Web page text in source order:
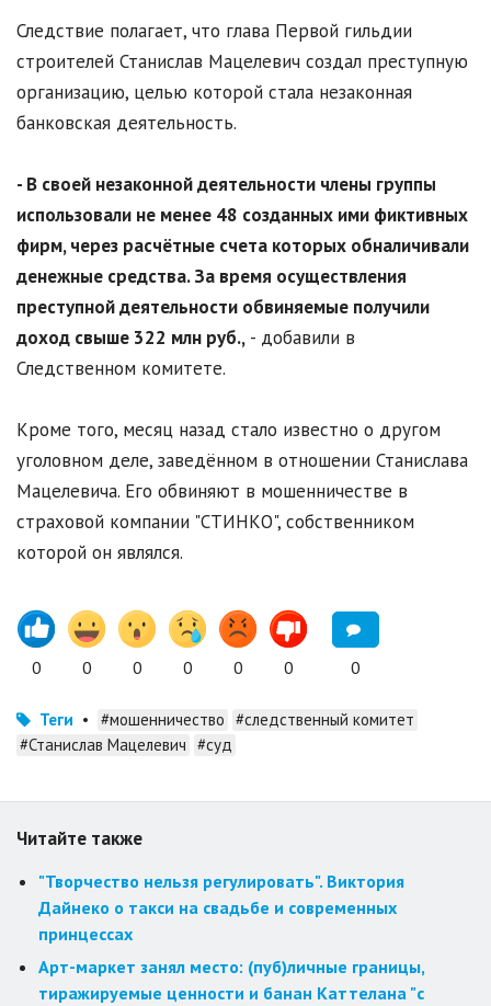
Следствие полагает, что глава Первой гильдии
строителей Станислав Мацелевич создал преступную
организацию, целью которой стала незаконная
банковская деятельность.
- В своей незаконной деятельности члены группы
использовали не менее 48 созданных ими фиктивных
фирм, через расчётные счета которых обналичивали
денежные средства. За время осуществления
преступной деятельности обвиняемые получили
доход свыше 322 млн руб., - добавили в
Следственном комитете.
Кроме того, месяц назад стало известно о другом
уголовном деле, заведённом в отношении Станислава
Мацелевича. Его обвиняют в мошенничестве в
страховой компании "СТИНКО", собственником
которой он являлся.
0 0 0 0 0 0 0
Теги • #мошенничество #следственный комитет
#Станислав Мацелевич #суд
Читайте также
"Творчество нельзя регулировать". Виктория
Дайнеко о такси на свадьбе и современных
принцессах
Арт-маркет занял место: (пуб)личные границы,
тиражируемые ценности и банан Каттелана "с